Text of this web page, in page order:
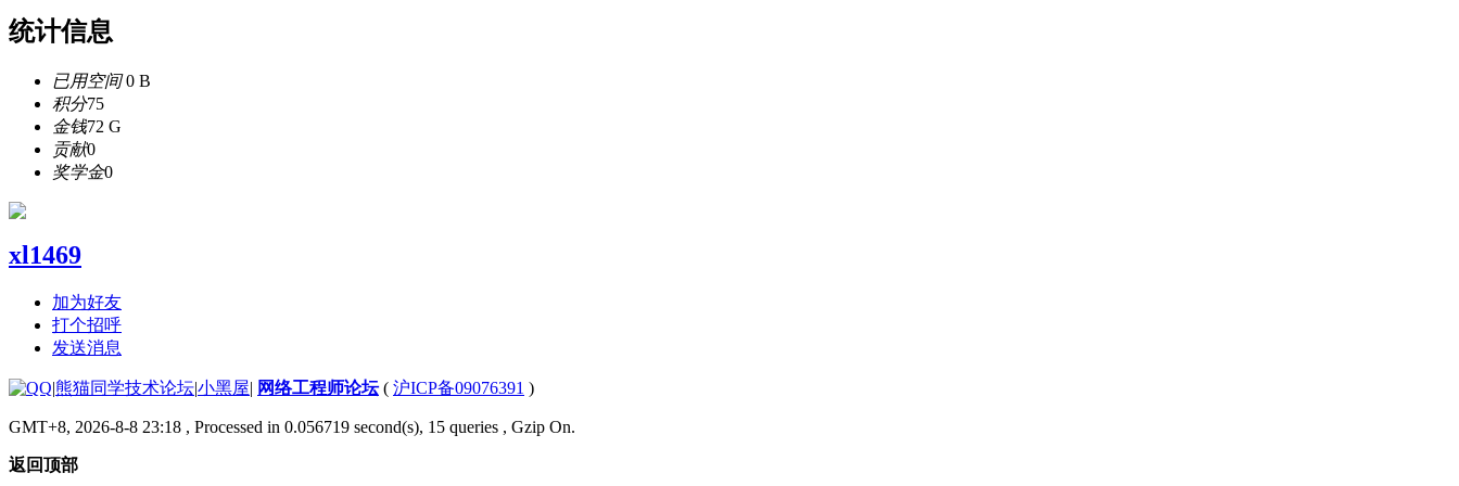
统计信息
已用空间0 B
积分75
金钱72 G
贡献0
奖学金0
xl1469
加为好友
打个招呼
发送消息
|熊猫同学技术论坛|小黑屋| 网络工程师论坛( 沪ICP备09076391 )
GMT+8, 2026-8-8 23:18 , Processed in 0.056719 second(s), 15 queries , Gzip On.
返回顶部